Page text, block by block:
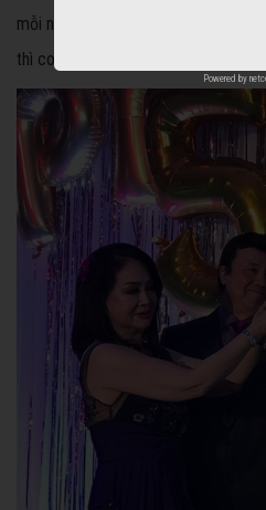
mỗi ngày nên sức khỏe rất tốt.
thì coi như héo úa rồi" – ông tự trào
Powered by